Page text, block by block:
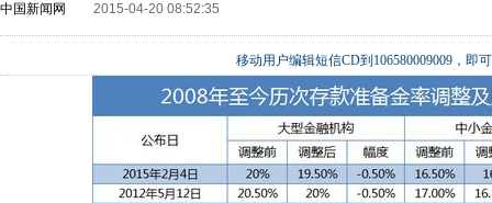
中国新闻网 2015-04-20 08:52:35
移动用户编辑短信CD到106580009009，即